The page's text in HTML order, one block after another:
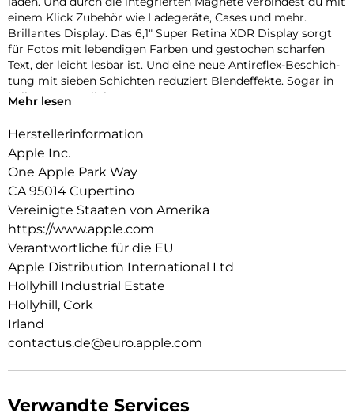
einem Klick Zubehör wie Lade­geräte, Cases und mehr.
Brillantes Dis­play. Das 6,1″ Super Retina XDR Dis­play sorgt
für Fotos mit leben­digen Farben und ge­stochen scharfen
Text, der leicht lesbar ist. Und eine neue Antireflex-Beschich­
tung mit sieben Schichten redu­ziert Blend­effekte. Sogar in
hellem Sonnen­licht.
sperren, dich bei Apps anmelden und bezahlen − mit nur
ctiontaste. Die Abkürzung zu deinem Lieblings­feature. Wenn
du die Actiontaste lange drückst, kannst du alles Mögliche
machen – aktiviere den Stummmodus, Über­setzung, visuelle
Intelligenz und mehr.
Farben. Das iPhone 17e kommt in drei tollen Farben. Wähle
zwi­schen zeitlosem Schwarz, Weiß oder dem neuen zarten
Hellrosa.
Mehr lesen
Herstellerinformation
Apple Inc.
One Apple Park Way
CA 95014 Cupertino
Vereinigte Staaten von Amerika
https://www.apple.com
Verantwortliche für die EU
Apple Distribution International Ltd
Hollyhill Industrial Estate
Hollyhill, Cork
Irland
contactus.de@euro.apple.com
Verwandte Services